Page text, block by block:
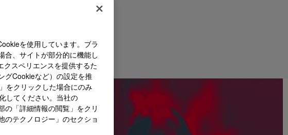
を使用しています。ブラ
合、サイトが部分的に機能し
クスペリエンスを提供するた
グCookieなど）の設定を推
をクリックした場合にのみ
してください。当社の
の「詳細情報の閲覧」をクリ
のテクノロジー」のセクショ